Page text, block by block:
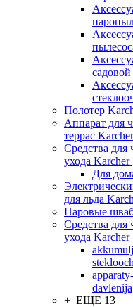
Полотер
Аппарат для
террас Karcher
Средства для
ухода Karcher
Для
для льда
Паровые
Средства для
ухода Karcher
davlenija
+ ЕЩЕ 13